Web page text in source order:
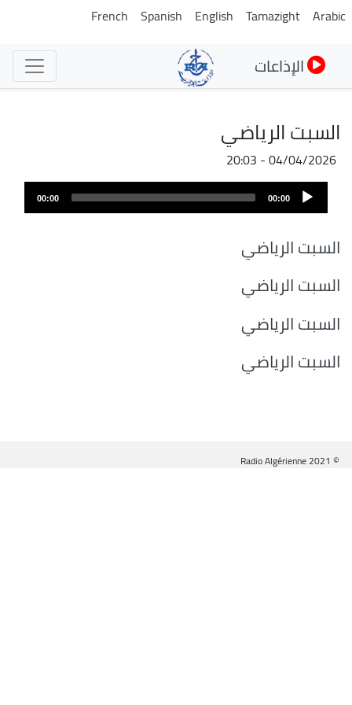
تجاوز
Arabic
Tamazight
English
Spanish
French
الإذاعات
السبت الرياضي
04/04/2026 - 20:03
ملف
الصوت
Audio
Player
00:00
00:00
السبت الرياضي
السبت الرياضي
السبت الرياضي
السبت الرياضي
© Radio Algérienne 2021